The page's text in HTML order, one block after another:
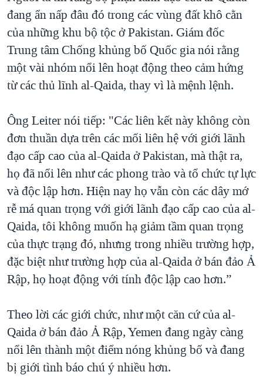
đang ẩn nấp đâu đó trong các vùng đất khô cằn
của những khu bộ tộc ở Pakistan. Giám đốc
Trung tâm Chống khủng bố Quốc gia nói rằng
một vài nhóm nổi lên hoạt động theo cảm hứng
từ các thủ lĩnh al-Qaida, thay vì là mệnh lệnh.
Ông Leiter nói tiếp: "Các liên kết này không còn
đơn thuần dựa trên các mối liên hệ với giới lãnh
đạo cấp cao của al-Qaida ở Pakistan, mà thật ra,
họ đã nổi lên như các phong trào và tổ chức tự lực
và độc lập hơn. Hiện nay họ vẫn còn các dây mớ
rễ má quan trọng với giới lãnh đạo cấp cao của al-
Qaida, tôi không muốn hạ giảm tầm quan trọng
của thực trạng đó, nhưng trong nhiều trường hợp,
đặc biệt như trường hợp của al-Qaida ở bán đảo Ả
Rập, họ hoạt động với tính độc lập cao hơn.”
Theo lời các giới chức, như một căn cứ của al-
Qaida ở bán đảo Ả Rập, Yemen đang ngày càng
nổi lên thành một điểm nóng khủng bố và đang
bị giới tình báo chú ý nhiều hơn.